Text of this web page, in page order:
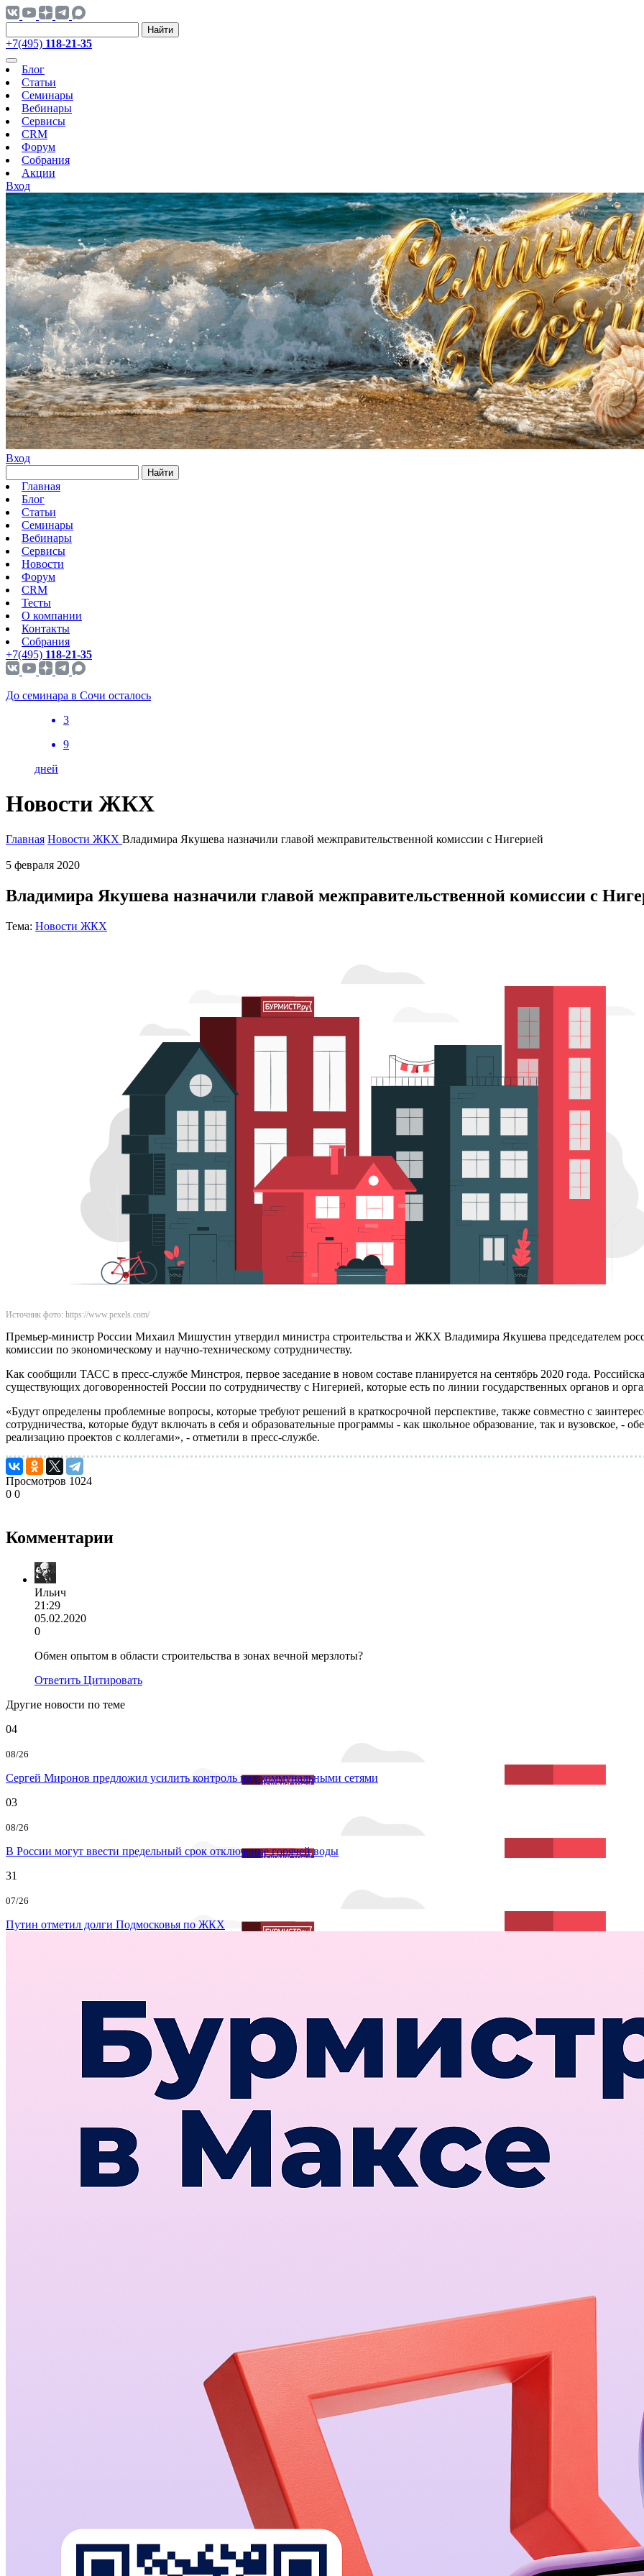
Найти
+7(495) 118-21-35
Блог
Статьи
Семинары
Вебинары
Сервисы
CRM
Форум
Собрания
Акции
Вход
Вход
Найти
Главная
Блог
Статьи
Семинары
Вебинары
Сервисы
Новости
Форум
CRM
Тесты
О компании
Контакты
Собрания
+7(495) 118-21-35
До семинара в Сочи осталось
3
9
дней
Новости ЖКХ
Главная Новости ЖКХ Владимира Якушева назначили главой межправительственной комиссии с Нигерией
5 февраля 2020
Владимира Якушева назначили главой межправительственной комиссии с
Тема: Новости ЖКХ
Источник фото: https://www.pexels.com/
Премьер-министр России Михаил Мишустин утвердил министра строительства и ЖКХ Владимира Якушева председателем
комиссии по экономическому и научно-техническому сотрудничеству.
Как сообщили ТАСС в пресс-службе Минстроя, первое заседание в новом составе планируется на сентябрь 2020 года.
существующих договоренностей России по сотрудничеству с Нигерией, которые есть по линии государственных органов и
«Будут определены проблемные вопросы, которые требуют решений в краткосрочной перспективе, также совместно с
сотрудничества, которые будут включать в себя и образовательные программы - как школьное образование, так и вузовское, -
реализацию проектов с коллегами», - отметили в пресс-службе.
Просмотров 1024
0 0
Комментарии
Ильич
21:29
05.02.2020
0
Обмен опытом в области строительства в зонах вечной мерзлоты?
Ответить Цитировать
Другие новости по теме
04
08/26
Сергей Миронов предложил усилить контроль над коммунальными сетями
03
08/26
В России могут ввести предельный срок отключение горячей воды
31
07/26
Путин отметил долги Подмосковья по ЖКХ